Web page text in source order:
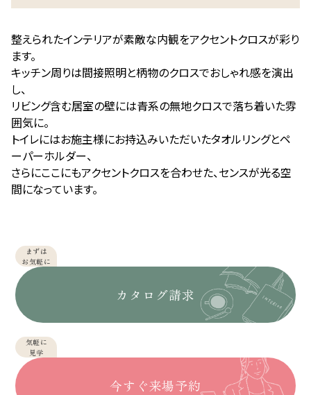
整えられたインテリアが素敵な内観をアクセントクロスが彩り
ます。
キッチン周りは間接照明と柄物のクロスでおしゃれ感を演出
し、
リビング含む居室の壁には青系の無地クロスで落ち着いた雰
囲気に。
トイレにはお施主様にお持込みいただいたタオルリングとペ
ーパーホルダー、
さらにここにもアクセントクロスを合わせた、センスが光る空
間になっています。
まずは
お気軽に
カタログ請求
気軽に
見学
今すぐ来場予約